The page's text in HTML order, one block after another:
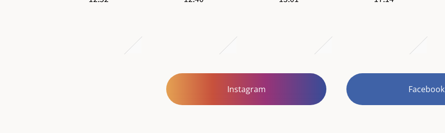
Instagram Facebook